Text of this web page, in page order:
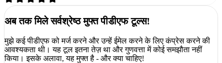
अब तक मिले सर्वश्रेष्ठ मुफ्त पीडीएफ टूल्स!
मुझे कई पीडीएफ को मर्ज करने और उन्हें ईमेल करने के लिए कंप्रेस करने की
आवश्यकता थी। यह टूल इतना तेज़ था और गुणवत्ता में कोई समझौता नहीं
किया। इसके अलावा, यह मुफ्त है - और क्या चाहिए!